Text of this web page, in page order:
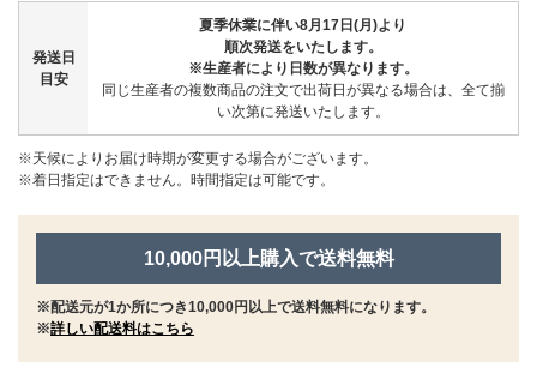
発送日
目安
夏季休業に伴い8月17日(月)より
順次発送をいたします。
※生産者により日数が異なります。
同じ生産者の複数商品の注文で出荷日が異なる場合は、全て揃
い次第に発送いたします。
※天候によりお届け時期が変更する場合がございます。
※着日指定はできません。時間指定は可能です。
10,000円以上購入で送料無料
※配送元が1か所につき10,000円以上で送料無料になります。
※詳しい配送料はこちら